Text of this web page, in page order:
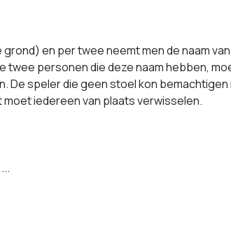
en per twee neemt men de naam
twee personen die deze naam hebben,
De speler die geen stoel kon
iedereen van plaats verwisselen.